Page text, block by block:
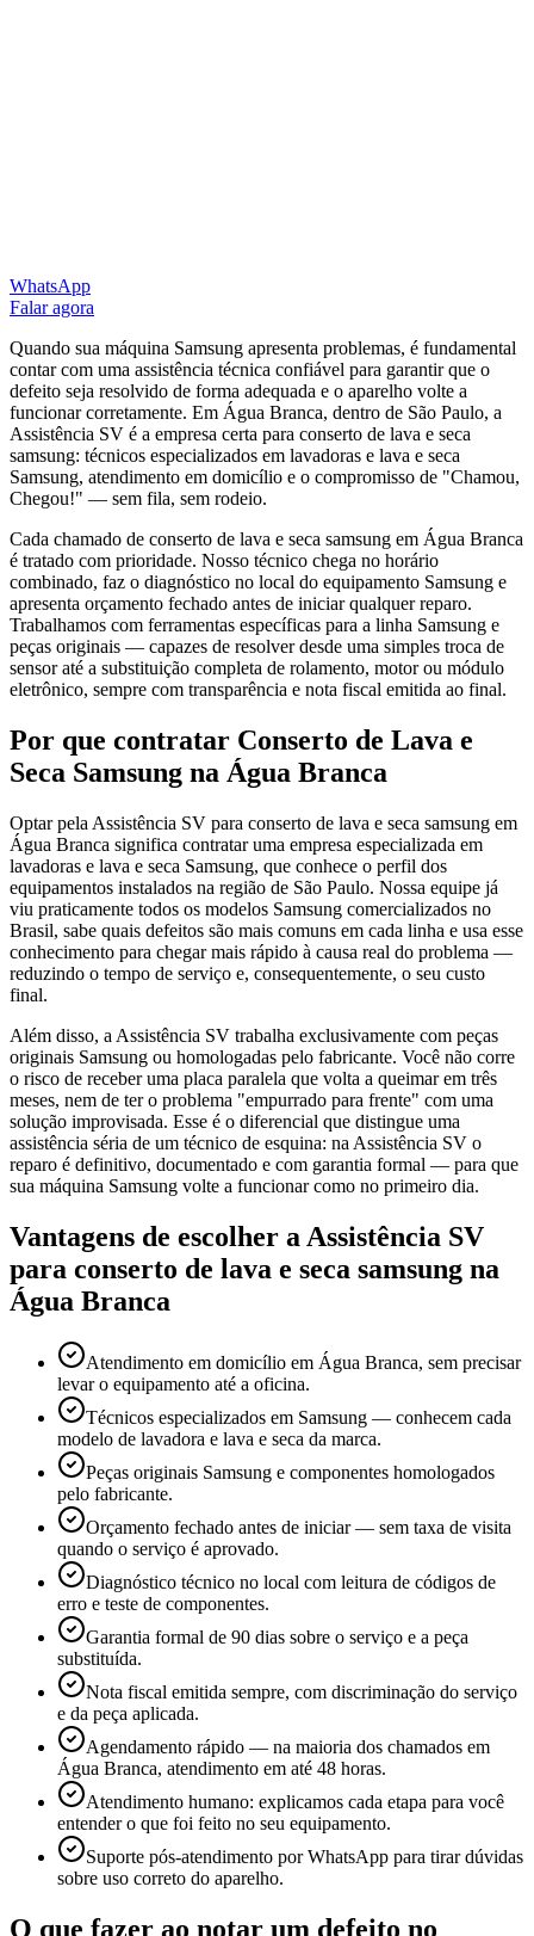
WhatsApp
Falar agora
Quando sua máquina Samsung apresenta problemas, é fundamental
contar com uma assistência técnica confiável para garantir que o
defeito seja resolvido de forma adequada e o aparelho volte a
funcionar corretamente. Em Água Branca, dentro de São Paulo, a
Assistência SV é a empresa certa para conserto de lava e seca
samsung: técnicos especializados em lavadoras e lava e seca
Samsung, atendimento em domicílio e o compromisso de "Chamou,
Chegou!" — sem fila, sem rodeio.
Cada chamado de conserto de lava e seca samsung em Água Branca
é tratado com prioridade. Nosso técnico chega no horário
combinado, faz o diagnóstico no local do equipamento Samsung e
apresenta orçamento fechado antes de iniciar qualquer reparo.
Trabalhamos com ferramentas específicas para a linha Samsung e
peças originais — capazes de resolver desde uma simples troca de
sensor até a substituição completa de rolamento, motor ou módulo
eletrônico, sempre com transparência e nota fiscal emitida ao final.
Por que contratar Conserto de Lava e
Seca Samsung na Água Branca
Optar pela Assistência SV para conserto de lava e seca samsung em
Água Branca significa contratar uma empresa especializada em
lavadoras e lava e seca Samsung, que conhece o perfil dos
equipamentos instalados na região de São Paulo. Nossa equipe já
viu praticamente todos os modelos Samsung comercializados no
Brasil, sabe quais defeitos são mais comuns em cada linha e usa esse
conhecimento para chegar mais rápido à causa real do problema —
reduzindo o tempo de serviço e, consequentemente, o seu custo
final.
Além disso, a Assistência SV trabalha exclusivamente com peças
originais Samsung ou homologadas pelo fabricante. Você não corre
o risco de receber uma placa paralela que volta a queimar em três
meses, nem de ter o problema "empurrado para frente" com uma
solução improvisada. Esse é o diferencial que distingue uma
assistência séria de um técnico de esquina: na Assistência SV o
reparo é definitivo, documentado e com garantia formal — para que
sua máquina Samsung volte a funcionar como no primeiro dia.
Vantagens de escolher a Assistência SV
para conserto de lava e seca samsung na
Água Branca
Atendimento em domicílio em Água Branca, sem precisar
levar o equipamento até a oficina.
Técnicos especializados em Samsung — conhecem cada
modelo de lavadora e lava e seca da marca.
Peças originais Samsung e componentes homologados
pelo fabricante.
Orçamento fechado antes de iniciar — sem taxa de visita
quando o serviço é aprovado.
Diagnóstico técnico no local com leitura de códigos de
erro e teste de componentes.
Garantia formal de 90 dias sobre o serviço e a peça
substituída.
Nota fiscal emitida sempre, com discriminação do serviço
e da peça aplicada.
Agendamento rápido — na maioria dos chamados em
Água Branca, atendimento em até 48 horas.
Atendimento humano: explicamos cada etapa para você
entender o que foi feito no seu equipamento.
Suporte pós-atendimento por WhatsApp para tirar dúvidas
sobre uso correto do aparelho.
O que fazer ao notar um defeito no